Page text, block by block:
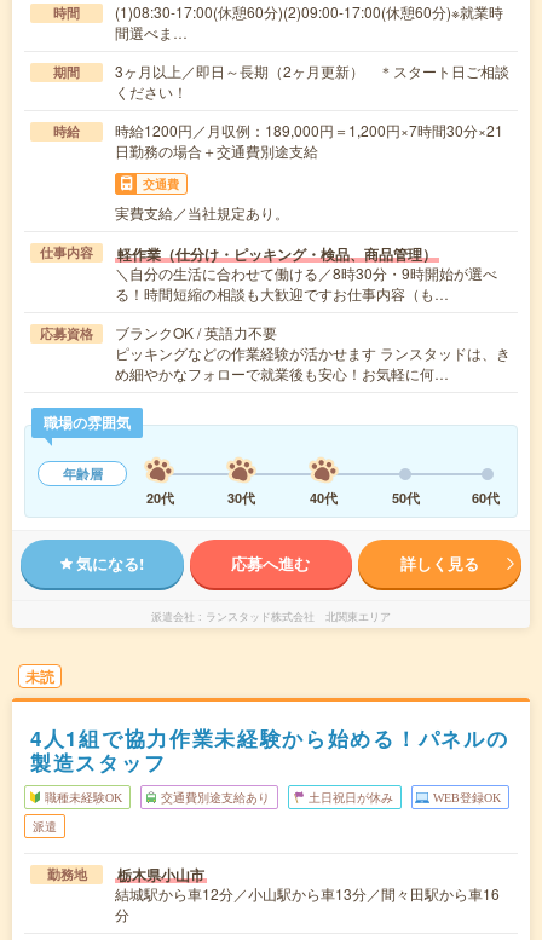
時間
(1)08:30-17:00(休憩60分)(2)09:00-17:00(休憩60分)※就業時
間選べま…
期間
3ヶ月以上／即日～長期（2ヶ月更新） ＊スタート日ご相談
ください！
時給
時給1200円／月収例：189,000円＝1,200円×7時間30分×21
日勤務の場合＋交通費別途支給
交通費
実費支給／当社規定あり。
仕事内容 軽作業（仕分け・ピッキング・検品、商品管理）
＼自分の生活に合わせて働ける／8時30分・9時開始が選べ
る！時間短縮の相談も大歓迎ですお仕事内容（も…
応募資格
ブランクOK / 英語力不要
ピッキングなどの作業経験が活かせます ランスタッドは、き
め細やかなフォローで就業後も安心！お気軽に何…
職場の雰囲気
年齢層
20代
30代 40代 50代 60代
気になる! 応募へ進む 詳しく見る
派遣会社 ランスタッド株式会社 北関東エリア
未読
4人1組で協力作業未経験から始める！パネルの
製造スタッフ
職種未経験OK 交通費別途支給あり 土日祝日が休み WEB登録OK
派遣
勤務地 栃木県小山市
結城駅から車12分／小山駅から車13分／間々田駅から車16
分